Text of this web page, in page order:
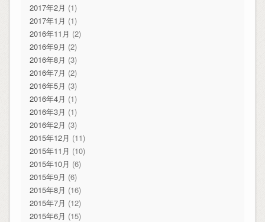
2017年2月 (1)
2017年1月 (1)
2016年11月 (2)
2016年9月 (2)
2016年8月 (3)
2016年7月 (2)
2016年5月 (3)
2016年4月 (1)
2016年3月 (1)
2016年2月 (3)
2015年12月 (11)
2015年11月 (10)
2015年10月 (6)
2015年9月 (6)
2015年8月 (16)
2015年7月 (12)
2015年6月 (15)